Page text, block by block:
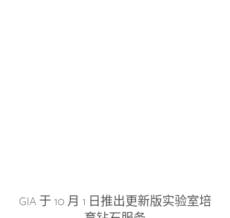
GIA 于 10 月 1 日推出更新版实验室培